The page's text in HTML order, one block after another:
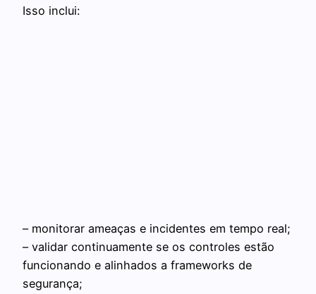
Isso inclui:
– monitorar ameaças e incidentes em tempo real;
– validar continuamente se os controles estão
funcionando e alinhados a frameworks de
segurança;